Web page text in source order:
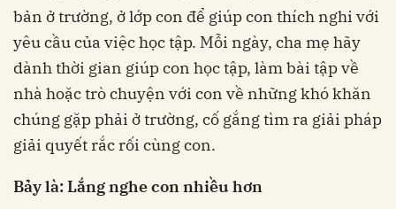
bản ở trường, ở lớp con để giúp con thích nghi với
yêu cầu của việc học tập. Mỗi ngày, cha mẹ hãy
dành thời gian giúp con học tập, làm bài tập về
nhà hoặc trò chuyện với con về những khó khăn
chúng gặp phải ở trường, cố gắng tìm ra giải pháp
giải quyết rắc rối cùng con.
Bảy là: Lắng nghe con nhiều hơn